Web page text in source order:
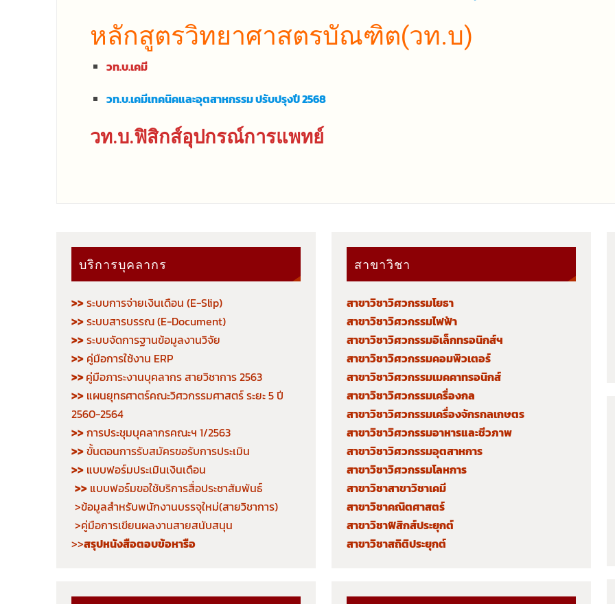
หลักสูตรวิทยาศาสตรบัณฑิต(วท.บ)
วท.บ.เคมี
วท.บ.เคมีเทคนิคและอุตสาหกรรม ปรับปรุงปี 2568
วท.บ.ฟิสิกส์อุปกรณ์การแพทย์
บริการบุคลากร
>>ระบบการจ่ายเงินเดือน (E-Slip)
>>ระบบสารบรรณ (E-Document)
>>ระบบจัดการฐานข้อมูลงานวิจัย
>>คู่มือการใช้งาน ERP
>>คู่มือภาระงานบุคลากร สายวิชาการ 2563
>>แผนยุทธศาตร์คณะวิศวกรรมศาสตร์ ระยะ 5 ปี
2560-2564
>>การประชุมบุคลากรคณะฯ 1/2563
>>ขั้นตอนการรับสมัครขอรับการประเมิน
>>แบบฟอร์มประเมินเงินเดือน
>>แบบฟอร์มขอใช้บริการสื่อประชาสัมพันธ์
>ข้อมูลสำหรับพนักงานบรรจุใหม่(สายวิชาการ)
>คู่มือการเขียนผลงานสายสนับสนุน
>>สรุปหนังสือตอบข้อหารือ
สาขาวิชา
สาขาวิชาวิศวกรรมโยธา
สาขาวิชาวิศวกรรมไฟฟ้า
สาขาวิชาวิศวกรรมอิเล็กทรอนิกส์ฯ
สาขาวิชาวิศวกรรมคอมพิวเตอร์
สาขาวิชาวิศวกรรมเมคคาทรอนิกส์
สาขาวิชาวิศวกรรมเครื่องกล
สาขาวิชาวิศวกรรมเครื่องจักรกลเกษตร
สาขาวิชาวิศวกรรมอาหารและชีวภาพ
สาขาวิชาวิศวกรรมอุตสาหการ
สาขาวิชาวิศวกรรมโลหการ
สาขาวิชาสาขาวิชาเคมี
สาขาวิชาคณิตศาสตร์
สาขาวิชาฟิสิกส์ประยุกต์
สาขาวิชาสถิติประยุกต์